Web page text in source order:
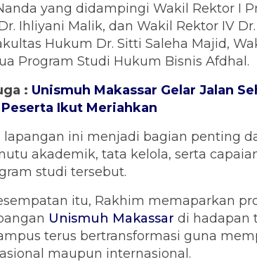
yang didampingi Wakil Rektor I
Ihliyani Malik, dan Wakil Rektor IV
Hukum Dr. Sitti Saleha Majid,
Program Studi Hukum Bisnis Afdhal.
: Unismuh Makassar Gelar Jalan
Ikut Meriahkan
lapangan ini menjadi bagian penting
akademik, tata kelola, serta
studi tersebut.
itu, Rakhim memaparkan
Unismuh Makassar di hadapan
terus bertransformasi guna
maupun internasional.